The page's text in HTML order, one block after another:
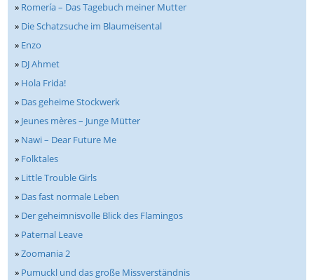
» Romería – Das Tagebuch meiner Mutter
» Die Schatzsuche im Blaumeisental
» Enzo
» DJ Ahmet
» Hola Frida!
» Das geheime Stockwerk
» Jeunes mères – Junge Mütter
» Nawi – Dear Future Me
» Folktales
» Little Trouble Girls
» Das fast normale Leben
» Der geheimnisvolle Blick des Flamingos
» Paternal Leave
»Zoomania 2
» Pumuckl und das große Missverständnis